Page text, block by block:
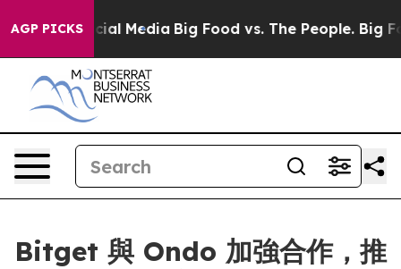
AGP PICKS
on Social Media Big Food vs. The People. Big
Bitget 與 Ondo 加強合作，推